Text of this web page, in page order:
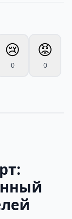
😢
0
😡
0